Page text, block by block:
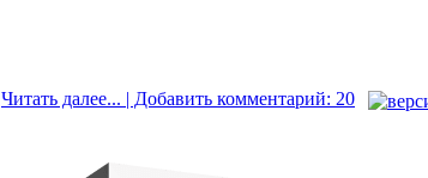
Читать далее... | Добавить комментарий: 20